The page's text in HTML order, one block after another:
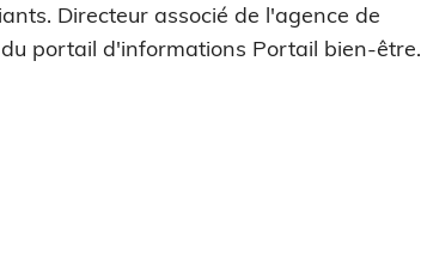
Directeur associé de l'agence de
portail d'informations Portail bien-être.